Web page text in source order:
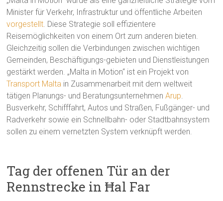
Minister für Verkehr, Infrastruktur und öffentliche Arbeiten
vorgestellt. Diese Strategie soll effizientere
Reisemöglichkeiten von einem Ort zum anderen bieten.
Gleichzeitig sollen die Verbindungen zwischen wichtigen
Gemeinden, Beschäftigungs-gebieten und Dienstleistungen
gestärkt werden. „Malta in Motion“ ist ein Projekt von
Transport Malta in Zusammenarbeit mit dem weltweit
tätigen Planungs- und BeratungsunternehmenArup.
Busverkehr, Schifffahrt, Autos und Straßen, Fußgänger- und
Radverkehr sowie ein Schnellbahn- oder Stadtbahnsystem
sollen zu einem vernetzten System verknüpft werden.
Tag der offenen Tür an der
Rennstrecke in Ħal Far